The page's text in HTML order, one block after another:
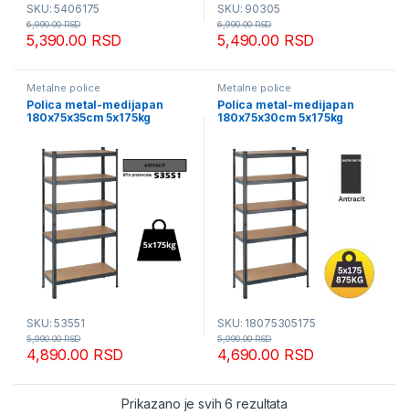
SKU: 5406175
5,390.00 RSD
6,990.00RSD
SKU: 90305
5,490.00 RSD
6,990.00RSD
Metalne police
Polica metal-medijapan
180x75x35cm 5x175kg
SKU: 53551
4,890.00 RSD
5,990.00RSD
Metalne police
Polica metal-medijapan
180x75x30cm 5x175kg
SKU: 18075305175
4,690.00 RSD
5,990.00RSD
Prikazano je svih 6 rezultataSortirano po